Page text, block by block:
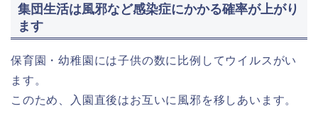
集団生活は風邪など感染症にかかる確率が上がり
ます
保育園・幼稚園には子供の数に比例してウイルスがい
ます。
このため、入園直後はお互いに風邪を移しあいます。